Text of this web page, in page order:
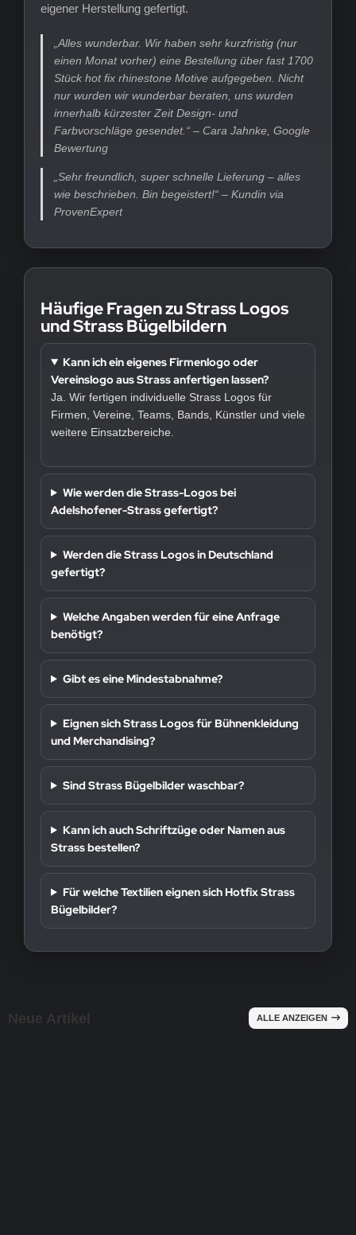
eigener Herstellung gefertigt.
„Alles wunderbar. Wir haben sehr kurzfristig (nur
einen Monat vorher) eine Bestellung über fast 1700
Stück hot fix rhinestone Motive aufgegeben. Nicht
nur wurden wir wunderbar beraten, uns wurden
innerhalb kürzester Zeit Design- und
Farbvorschläge gesendet.“ – Cara Jahnke, Google
Bewertung
„Sehr freundlich, super schnelle Lieferung – alles
wie beschrieben. Bin begeistert!“ – Kundin via
ProvenExpert
Häufige Fragen zu Strass Logos
und Strass Bügelbildern
Kann ich ein eigenes Firmenlogo oder
Vereinslogo aus Strass anfertigen lassen?
Ja. Wir fertigen individuelle Strass Logos für
Firmen, Vereine, Teams, Bands, Künstler und viele
weitere Einsatzbereiche.
Wie werden die Strass-Logos bei
Adelshofener-Strass gefertigt?
Werden die Strass Logos in Deutschland
gefertigt?
Welche Angaben werden für eine Anfrage
benötigt?
Gibt es eine Mindestabnahme?
Eignen sich Strass Logos für Bühnenkleidung
und Merchandising?
Sind Strass Bügelbilder waschbar?
Kann ich auch Schriftzüge oder Namen aus
Strass bestellen?
Für welche Textilien eignen sich Hotfix Strass
Bügelbilder?
ALLE ANZEIGEN